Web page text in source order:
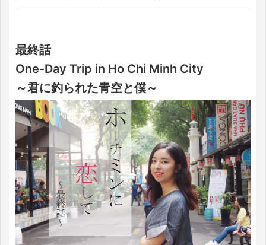
最終話
One-Day Trip in Ho Chi Minh City
～君に釣られた青空と僕～